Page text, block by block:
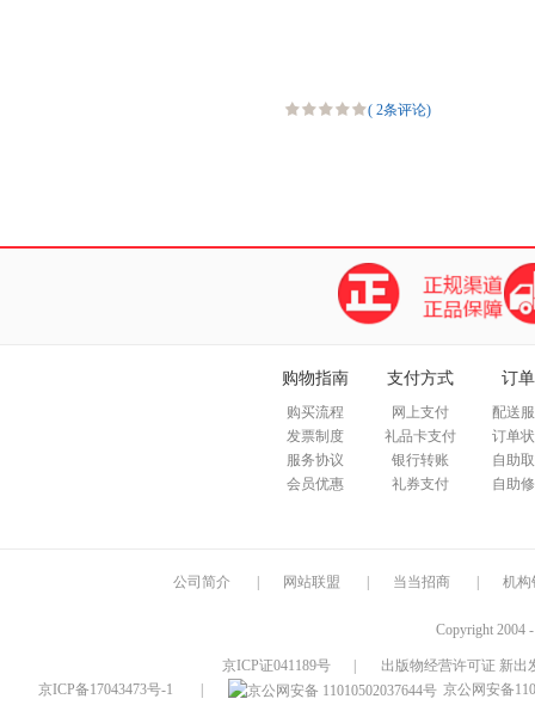
( 2条评论)
购物指南
购买流程
发票制度
服务协议
会员优惠
支付方式
网上支付
礼品卡支付
银行转账
礼券支付
订
配送
订单
自助
自助
公司简介 网站联盟 当当招商 机构
Copyright 2004
京ICP证041189号
出版物经营许可证 新出
京ICP备17043473号-1
京公网安备